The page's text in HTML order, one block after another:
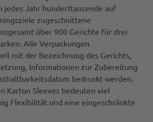
jedes Jahr hunderttausende auf
zugeschnittene
über 900 Gerichte für drei
Alle Verpackungen
mit der Bezeichnung des Gerichts,
Informationen zur Zubereitung
bedruckt werden.
Karton Sleeves bedeuten viel
Flexibilität und eine eingeschränkte